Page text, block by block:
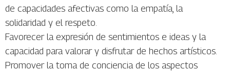
de capacidades afectivas como la empatía, la
solidaridad y el respeto.
Favorecer la expresión de sentimientos e ideas y la
capacidad para valorar y disfrutar de hechos artísticos.
Promover la toma de conciencia de los aspectos